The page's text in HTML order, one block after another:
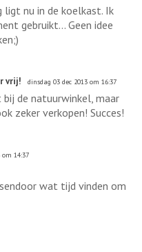
ligt nu in de koelkast. Ik
gebruikt... Geen idee
vrij! dinsdag 03 dec 2013 om 16:37
de natuurwinkel, maar
zeker verkopen! Succes!
14:37
wat tijd vinden om